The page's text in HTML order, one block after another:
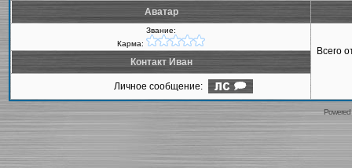
Аватар
Звание:
Карма:
Всего
Контакт Иван
Личное сообщение: